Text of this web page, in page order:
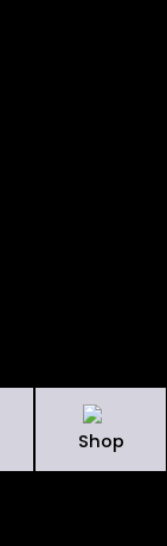
Shop